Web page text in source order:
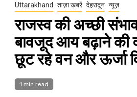
Uttarakhand ताज़ा ख़बरें देहरादून न्यूज़
राजस्व की अच्छी
बावजूद आय बढ़ाने की
छूट रहे वन और ऊर्जा
1 min read